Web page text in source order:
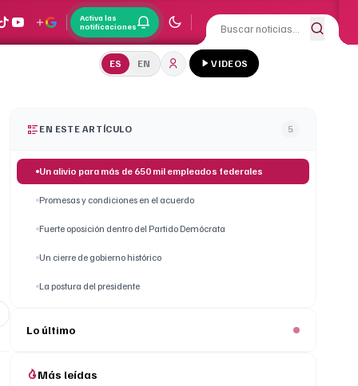
Activa las
notificaciones
ES EN VIDEOS
EN ESTE ARTÍCULO 5
Un alivio para más de 650 mil empleados federales
Promesas y condiciones en el acuerdo
Fuerte oposición dentro del Partido Demócrata
Un cierre de gobierno histórico
La postura del presidente
Lo último
Más leídas